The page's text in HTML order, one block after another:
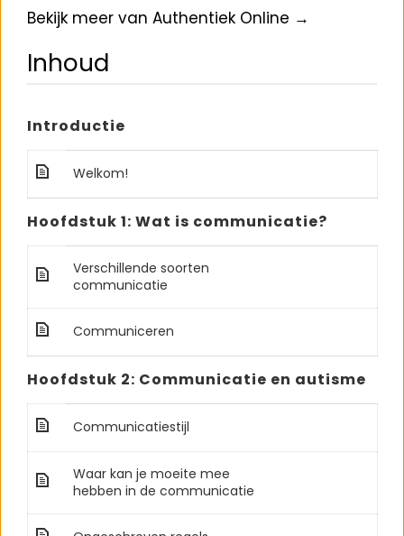
Bekijk meer van Authentiek Online →
Inhoud
Introductie
Welkom!
Hoofdstuk 1: Wat is communicatie?
Verschillende soorten
communicatie
Communiceren
Hoofdstuk 2: Communicatie en autisme
Communicatiestijl
Waar kan je moeite mee
hebben in de communicatie